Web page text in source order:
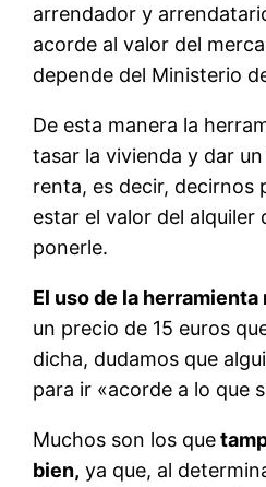
arrendador y
acorde al valor del
depende del Ministerio
De esta manera la
tasar la vivienda y dar
renta, es decir, decirnos
estar el valor del alquiler
ponerle.
El uso de la
un precio de 15 euros
dicha, dudamos que
para ir «acorde a lo que
Muchos son los que
bien, ya que, al